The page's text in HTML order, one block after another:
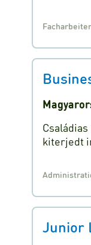
Facharbeiter
kiterjedt
Junior